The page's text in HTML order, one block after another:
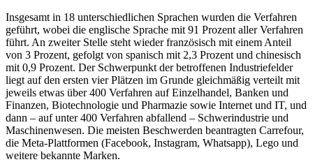
Insgesamt in 18 unterschiedlichen Sprachen wurden die Verfahren
geführt, wobei die englische Sprache mit 91 Prozent aller Verfahren
führt. An zweiter Stelle steht wieder französisch mit einem Anteil
von 3 Prozent, gefolgt von spanisch mit 2,3 Prozent und chinesisch
mit 0,9 Prozent. Der Schwerpunkt der betroffenen Industriefelder
liegt auf den ersten vier Plätzen im Grunde gleichmäßig verteilt mit
jeweils etwas über 400 Verfahren auf Einzelhandel, Banken und
Finanzen, Biotechnologie und Pharmazie sowie Internet und IT, und
dann – auf unter 400 Verfahren abfallend – Schwerindustrie und
Maschinenwesen. Die meisten Beschwerden beantragten Carrefour,
die Meta-Plattformen (Facebook, Instagram, Whatsapp), Lego und
weitere bekannte Marken.